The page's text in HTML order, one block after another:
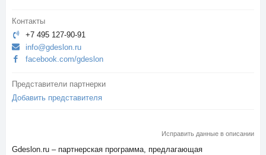
Контакты
+7 495 127-90-91
info@gdeslon.ru
facebook.com/gdeslon
Представители партнерки
Добавить представителя
Исправить данные в описании
Gdeslon.ru – партнерская программа, предлагающая